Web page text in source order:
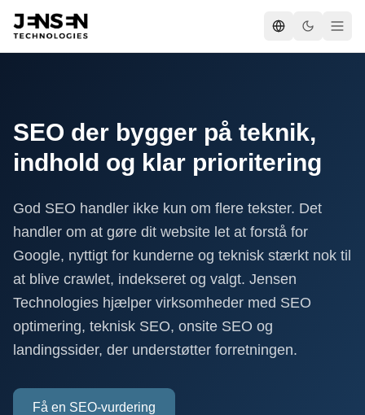
SEO der bygger på teknik,
indhold og klar prioritering
God SEO handler ikke kun om flere tekster. Det
handler om at gøre dit website let at forstå for
Google, nyttigt for kunderne og teknisk stærkt nok til
at blive crawlet, indekseret og valgt. Jensen
Technologies hjælper virksomheder med SEO
optimering, teknisk SEO, onsite SEO og
landingssider, der understøtter forretningen.
Få en SEO-vurdering